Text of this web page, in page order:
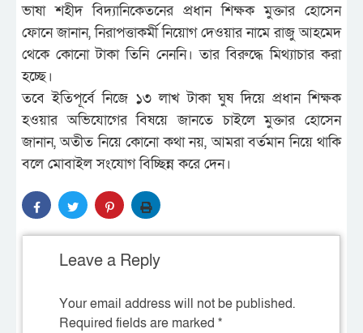
ভাষা শহীদ বিদ্যানিকেতনের প্রধান শিক্ষক মুক্তার হোসেন
ফোনে জানান, নিরাপত্তাকর্মী নিয়োগ দেওয়ার নামে রাজু আহমেদ
থেকে কোনো টাকা তিনি নেননি। তার বিরুদ্ধে মিথ্যাচার করা
হচ্ছে।
তবে ইতিপূর্বে নিজে ১৩ লাখ টাকা ঘুষ দিয়ে প্রধান শিক্ষক
হওয়ার অভিযোগের বিষয়ে জানতে চাইলে মুক্তার হোসেন
জানান, অতীত নিয়ে কোনো কথা নয়, আমরা বর্তমান নিয়ে থাকি
বলে মোবাইল সংযোগ বিচ্ছিন্ন করে দেন।
Leave a Reply
Your email address will not be published.
Required fields are marked *